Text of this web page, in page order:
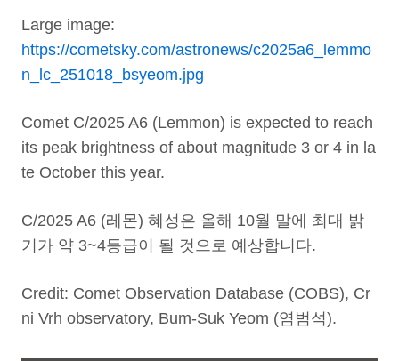
Large image:
https://cometsky.com/astronews/c2025a6_lemmo
n_lc_251018_bsyeom.jpg
Comet C/2025 A6 (Lemmon) is expected to reach
its peak brightness of about magnitude 3 or 4 in la
te October this year.
C/2025 A6 (레몬) 혜성은 올해 10월 말에 최대 밝
기가 약 3~4등급이 될 것으로 예상합니다.
Credit: Comet Observation Database (COBS), Cr
ni Vrh observatory, Bum-Suk Yeom (염범석).